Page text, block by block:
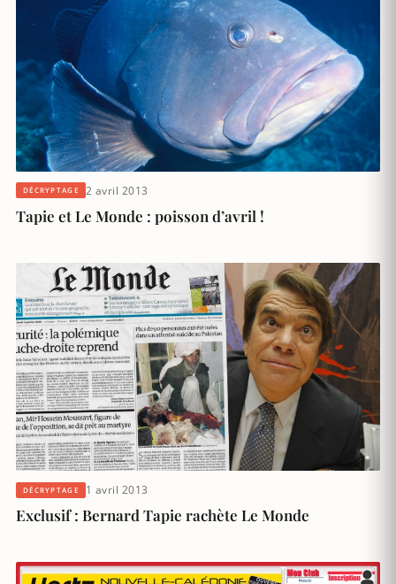
DÉCRYPTAGE 2 avril 2013
Tapie et Le Monde : poisson d’avril !
DÉCRYPTAGE 1 avril 2013
Exclusif : Bernard Tapie rachète Le Monde